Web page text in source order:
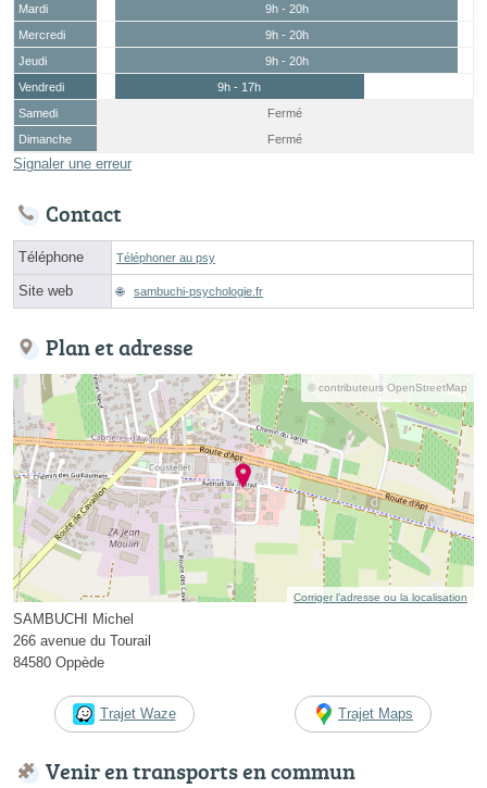
Mardi
9h - 20h
Mercredi
9h - 20h
Jeudi
9h - 20h
Vendredi
9h - 17h
Samedi
Fermé
Dimanche
Fermé
Signaler une erreur
Contact
Téléphone Téléphoner au psy
Site web sambuchi-psychologie.fr
Plan et adresse
© contributeurs OpenStreetMap
Corriger l’adresse ou la localisation
SAMBUCHI Michel
266 avenue du Tourail
84580 Oppède
Trajet Waze Trajet Maps
Venir en transports en commun